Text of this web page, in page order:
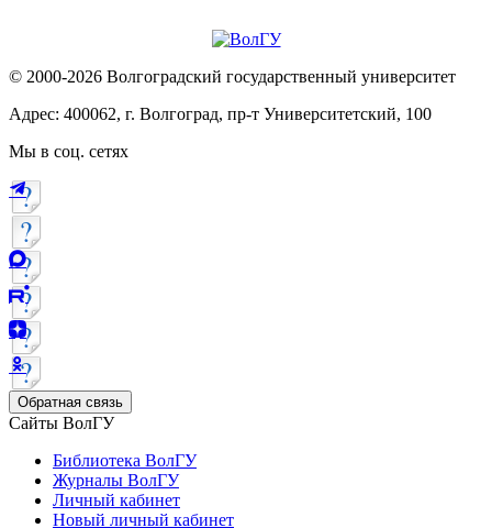
© 2000-2026 Волгоградский государственный университет
Адрес: 400062, г. Волгоград, пр-т Университетский, 100
Мы в соц. сетях
Обратная связь
Сайты ВолГУ
Библиотека ВолГУ
Журналы ВолГУ
Личный кабинет
Новый личный кабинет